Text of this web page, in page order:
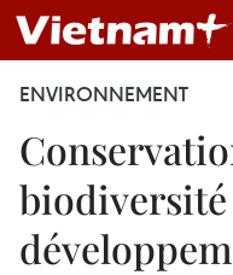
ENVIRONNEMENT